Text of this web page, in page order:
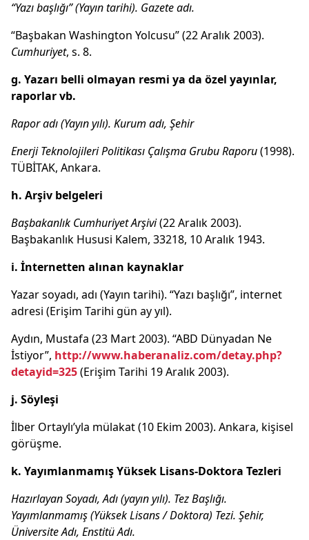
“Yazı başlığı” (Yayın tarihi). Gazete adı.
“Başbakan Washington Yolcusu” (22 Aralık 2003).
Cumhuriyet, s. 8.
g. Yazarı belli olmayan resmi ya da özel yayınlar,
raporlar vb.
Rapor adı(Yayın yılı). Kurum adı, Şehir
Enerji Teknolojileri Politikası Çalışma Grubu Raporu(1998).
TÜBİTAK, Ankara.
h. Arşiv belgeleri
Başbakanlık Cumhuriyet Arşivi(22 Aralık 2003).
Başbakanlık Hususi Kalem, 33218, 10 Aralık 1943.
i. İnternetten alınan kaynaklar
Yazar soyadı, adı (Yayın tarihi). “Yazı başlığı”, internet
adresi (Erişim Tarihi gün ay yıl).
Aydın, Mustafa (23 Mart 2003). “ABD Dünyadan Ne
İstiyor”, http://www.haberanaliz.com/detay.php?
detayid=325(Erişim Tarihi 19 Aralık 2003).
j. Söyleşi
İlber Ortaylı’yla mülakat (10 Ekim 2003). Ankara, kişisel
görüşme.
k. Yayımlanmamış Yüksek Lisans-Doktora Tezleri
Hazırlayan Soyadı, Adı (yayın yılı). Tez Başlığı.
Yayımlanmamış (Yüksek Lisans / Doktora) Tezi. Şehir,
Üniversite Adı, Enstitü Adı.